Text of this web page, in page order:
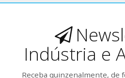
Indústria e
Receba quinzenalmente, de